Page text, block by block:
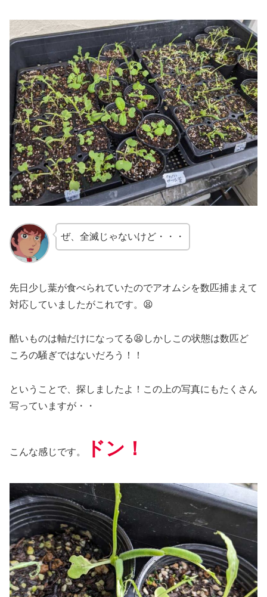
ぜ、全滅じゃないけど・・・
先日少し葉が食べられていたのでアオムシを数匹捕まえて
対応していましたがこれです。😫
酷いものは軸だけになってる😫しかしこの状態は数匹ど
ころの騒ぎではないだろう！！
ということで、探しましたよ！この上の写真にもたくさん
写っていますが・・
こんな感じです。 ドン！